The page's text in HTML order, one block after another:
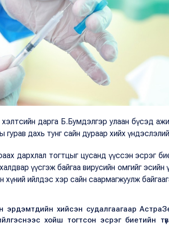
хэлтсийн дарга Б.Бумдэлгэр улаан бүсэд
гурав дахь тунг сайн дураар хийх
дархлал тогтцыг цусанд үүссэн эсрэг
үүсгэж байгаа вирусийн омгийг эсийн
ийлдэс хэр сайн саармагжуулж
эрдэмтдийн хийсэн судалгаагаар
хойш тогтсон эсрэг биетийн